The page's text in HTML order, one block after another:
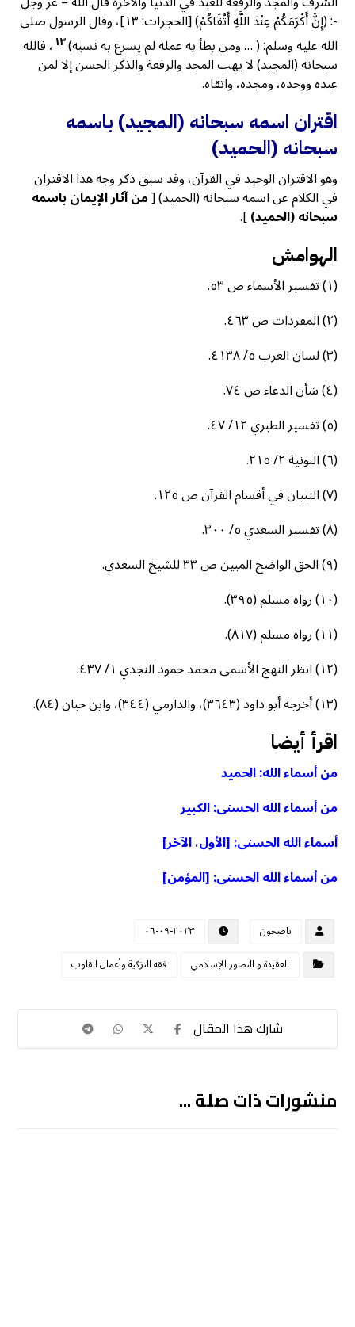
-: (إِنَّ أَكْرَمَكُمْ عِنْدَ اللَّهِ أَتْقَاكُمْ) [الحجرات: ١٣]، وقال الرسول صلى
الله عليه وسلم: ( … ومن بطأ به عمله لم يسرع به نسبه)١٣ ، فالله
سبحانه (المجيد) لا يهب المجد والرفعة والذكر الحسن إلا لمن
عبده ووحده، ومجده، واتقاه.
اقتران اسمه سبحانه (المجيد) باسمه
سبحانه (الحميد)
وهو الاقتران الوحيد في القرآن، وقد سبق ذكر وجه هذا الاقتران
في الكلام عن اسمه سبحانه (الحميد) [من آثار الإيمان باسمه
سبحانه (الحميد)].
الهوامش
(١) تفسير الأسماء ص ٥٣.
(٢) المفردات ص ٤٦٣.
(٣) لسان العرب ٥/ ٤١٣٨.
(٤) شأن الدعاء ص ٧٤.
(٥) تفسير الطبري ١٢/ ٤٧.
(٦) النونية ٢/ ٢١٥.
(٧) التبيان في أقسام القرآن ص ١٢٥.
(٨) تفسير السعدي ٥/ ٣٠٠.
(٩) الحق الواضح المبين ص ٣٣ للشيخ السعدي.
(١٠) رواه مسلم (٣٩٥).
(١١) رواه مسلم (٨١٧).
(١٢) انظر النهج الأسمى محمد حمود النجدي ١/ ٤٣٧.
(١٣) أخرجه أبو داود (٣٦٤٣)، والدارمي (٣٤٤)، وابن حبان (٨٤).
اقرأ أيضا
من أسماء الله: الحميد
من أسماء الله الحسنى: الكبير
أسماء الله الحسنى: [الأول، الآخر]
من أسماء الله الحسنى: [المؤمن]
ناصحون
٢٠٢٣-٠٩-٠٦
العقيدة و التصور الإسلامي
فقه التزكية وأعمال القلوب
منشورات ذات صلة ...